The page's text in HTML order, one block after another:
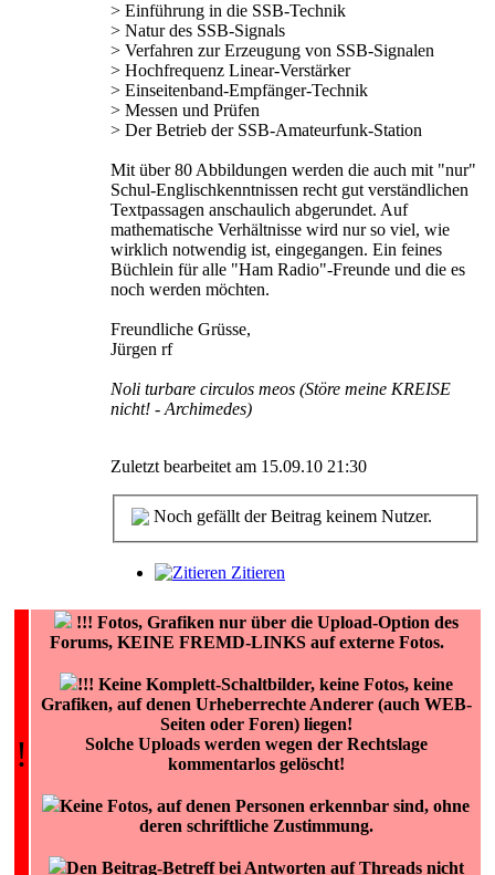
> Einführung in die SSB-Technik
> Natur des SSB-Signals
> Verfahren zur Erzeugung von SSB-Signalen
> Hochfrequenz Linear-Verstärker
> Einseitenband-Empfänger-Technik
> Messen und Prüfen
> Der Betrieb der SSB-Amateurfunk-Station
Mit über 80 Abbildungen werden die auch mit "nur"
Schul-Englischkenntnissen recht gut verständlichen
Textpassagen anschaulich abgerundet. Auf
mathematische Verhältnisse wird nur so viel, wie
wirklich notwendig ist, eingegangen. Ein feines
Büchlein für alle "Ham Radio"-Freunde und die es
noch werden möchten.
Freundliche Grüsse,
Jürgen rf
Noli turbare circulos meos (Störe meine KREISE
nicht! - Archimedes)
Zuletzt bearbeitet am 15.09.10 21:30
Noch gefällt der Beitrag keinem Nutzer.
Zitieren
!
!!! Fotos, Grafiken nur über die Upload-Option des
Forums, KEINE FREMD-LINKS auf externe Fotos.
!!! Keine Komplett-Schaltbilder, keine Fotos, keine
Grafiken, auf denen Urheberrechte Anderer (auch WEB-
Seiten oder Foren) liegen!
Solche Uploads werden wegen der Rechtslage
kommentarlos gelöscht!
Keine Fotos, auf denen Personen erkennbar sind, ohne
deren schriftliche Zustimmung.
Den Beitrag-Betreff bei Antworten auf Threads nicht